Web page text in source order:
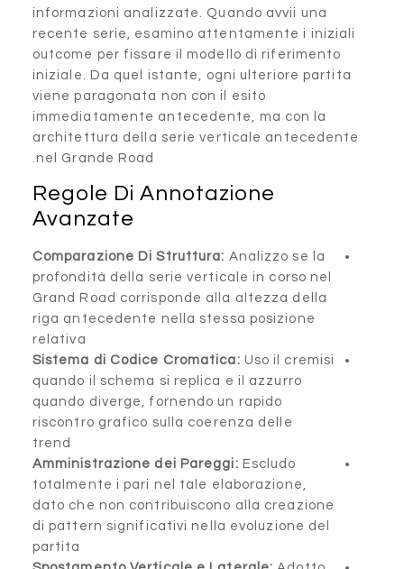
informazioni analizzate.
recente serie, esamino
outcome per fissare il
iniziale. Da quel istante,
viene paragonata non con il
immediatamente
architettura della serie
Regole Di
Comparazione Di Struttura:
profondità della serie
Grand Road corrisponde
riga antecedente nella
Sistema di Codice
quando il schema si replica
quando diverge, fornendo
riscontro grafico sulla
Amministrazione dei
totalmente i pari nel tale
dato che non contribuiscono
di pattern significativi nella